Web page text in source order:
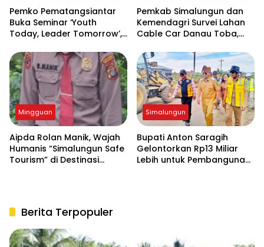
Pemko Pematangsiantar
Buka Seminar ‘Youth
Today, Leader Tomorrow’,
Jadi Wirausahawan
Pemkab Simalungun dan
Kemendagri Survei Lahan
Cable Car Danau Toba,
BPHTB
Mingguan
Aipda Rolan Manik, Wajah
Humanis “Simalungun Safe
Tourism” di Destinasi
Simalungun
Bupati Anton Saragih
Gelontorkan Rp13 Miliar
Lebih untuk Pembangunan
Berita Terpopuler